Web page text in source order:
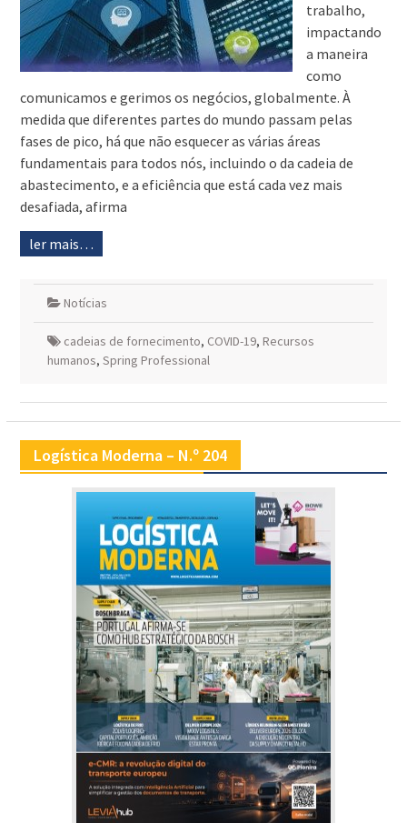
trabalho,
impactando
a maneira
como
comunicamos e gerimos os negócios, globalmente. À
medida que diferentes partes do mundo passam pelas
fases de pico, há que não esquecer as várias áreas
fundamentais para todos nós, incluindo o da cadeia de
abastecimento, e a eficiência que está cada vez mais
desafiada, afirma
ler mais…
Notícias
cadeias de fornecimento, COVID-19, Recursos
humanos, Spring Professional
Logística Moderna – N.º 204